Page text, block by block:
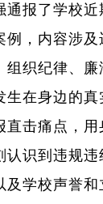
通报了学校
例，内容涉
组织纪律、
在身边的真
直击痛点，用
认识到违规
及学校声誉